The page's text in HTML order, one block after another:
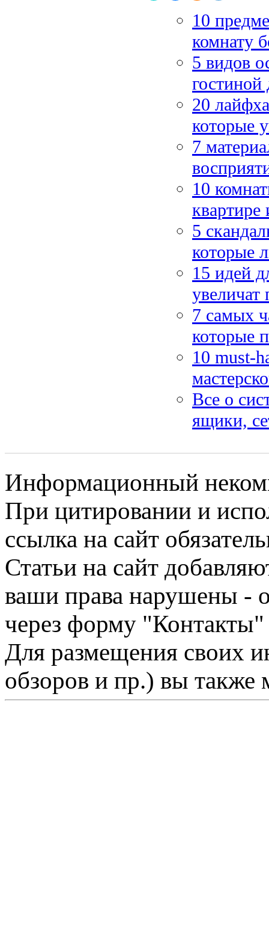
10
комнату
5 видов
гостиной
20
которые
7
10
квартире
5
которые
15 идей
увеличат
7 самых
которые
10 must-
Все о
ящики,
Информационный
При цитировании и
ссылка на сайт
Статьи на сайт
ваши права нарушены -
через форму "Контакты"
Для размещения своих
обзоров и пр.) вы также